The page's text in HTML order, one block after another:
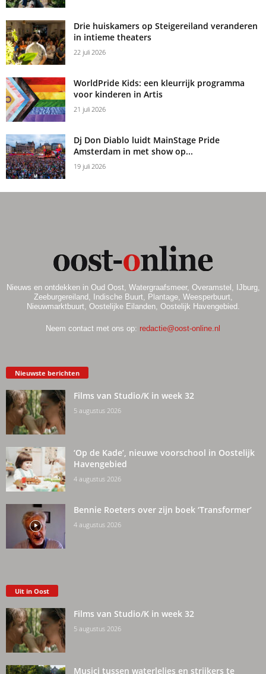
Drie huiskamers op Steigereiland veranderen
in intieme theaters
22 juli 2026
WorldPride Kids: een kleurrijk programma
voor kinderen in Artis
21 juli 2026
Dj Don Diablo luidt MainStage Pride
Amsterdam in met show op...
19 juli 2026
Nieuws en ontdekken in Oud Oost, Watergraafsmeer, Overamstel, IJburg,
Zeeburgereiland, Indische Buurt, Plantage, Weesperbuurt,
Nieuwmarktbuurt, Oostelijke Eilanden, Oostelijk Havengebied.
Neem contact met ons op: redactie@oost-online.nl
Nieuwste berichten
Films van Studio/K in week 32
5 augustus 2026
‘Op de Kade’, nieuwe voorschool in Oostelijk
Havengebied
4 augustus 2026
Bennie Roeters over zijn boek ‘Transformer’
4 augustus 2026
Uit in Oost
Films van Studio/K in week 32
5 augustus 2026
Musici tussen waterlelies en strijkers te